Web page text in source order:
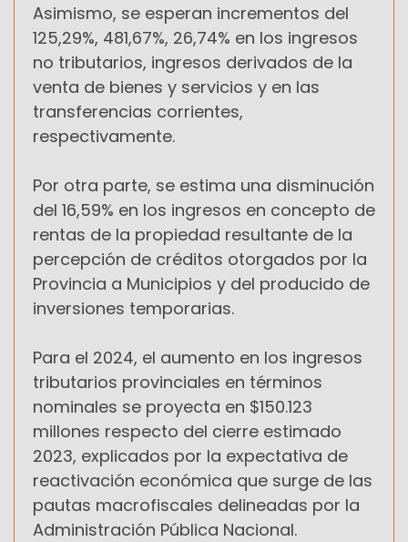
Asimismo, se esperan incrementos del
125,29%, 481,67%, 26,74% en los ingresos
no tributarios, ingresos derivados de la
venta de bienes y servicios y en las
transferencias corrientes,
respectivamente.
Por otra parte, se estima una disminución
del 16,59% en los ingresos en concepto de
rentas de la propiedad resultante de la
percepción de créditos otorgados por la
Provincia a Municipios y del producido de
inversiones temporarias.
Para el 2024, el aumento en los ingresos
tributarios provinciales en términos
nominales se proyecta en $150.123
millones respecto del cierre estimado
2023, explicados por la expectativa de
reactivación económica que surge de las
pautas macrofiscales delineadas por la
Administración Pública Nacional.